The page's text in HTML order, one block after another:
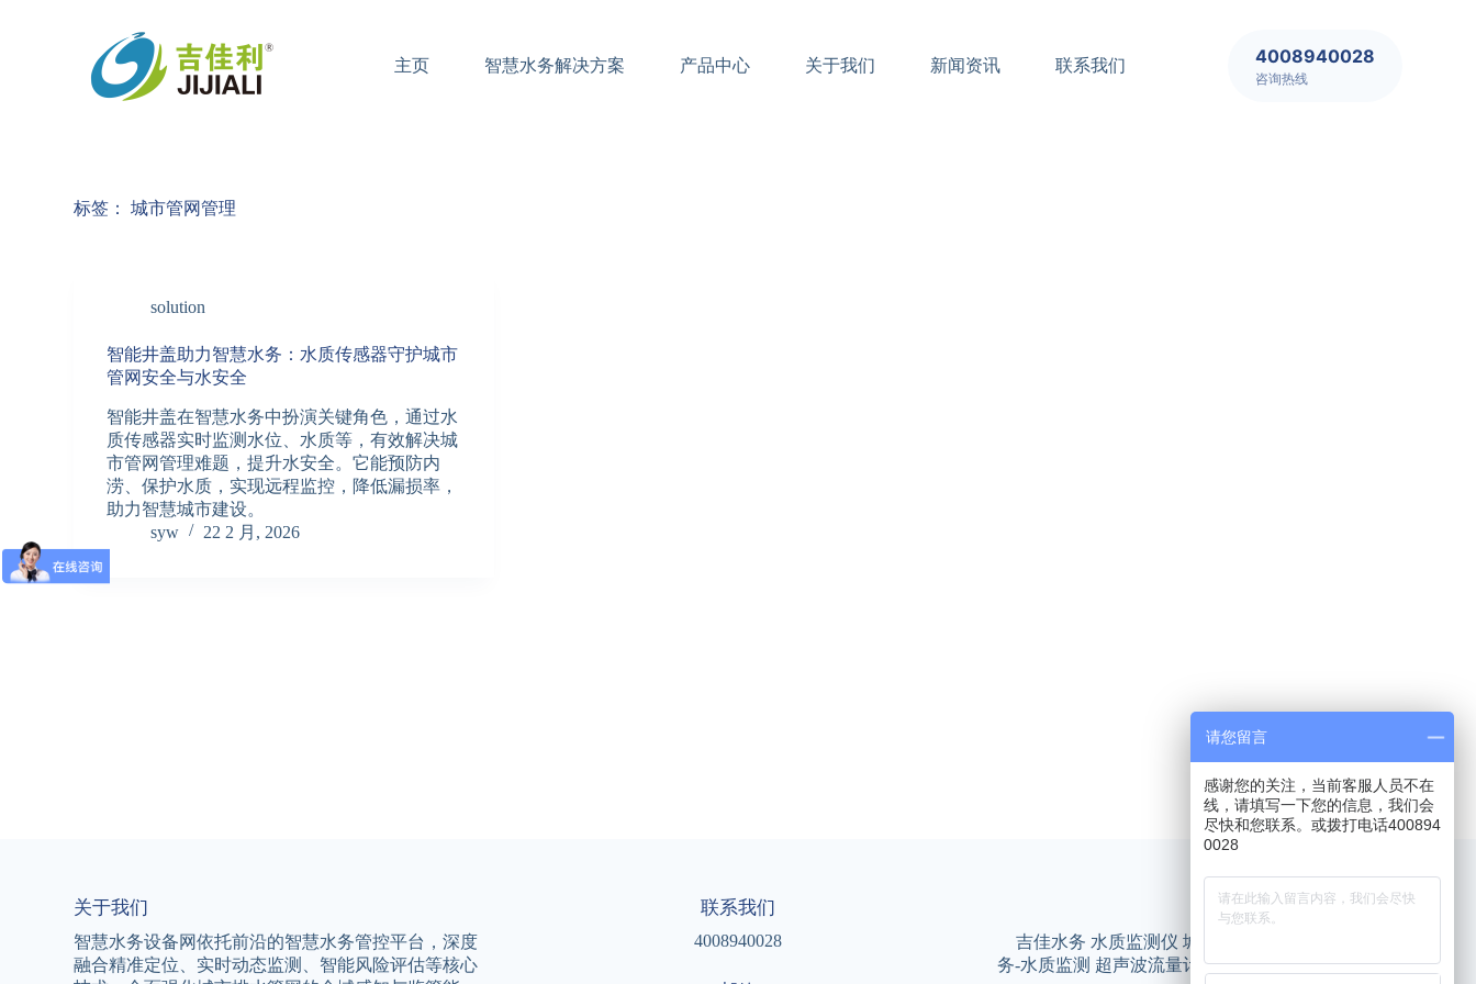
主页 智慧水务解决方案 产品中心 关于我们 新闻资讯 联系我们 4008940028
咨询热线
标签： 城市管网管理
solution
智能井盖助力智慧水务：水质传感器守护城市
管网安全与水安全
智能井盖在智慧水务中扮演关键角色，通过水
质传感器实时监测水位、水质等，有效解决城
市管网管理难题，提升水安全。它能预防内
涝、保护水质，实现远程监控，降低漏损率，
助力智慧城市建设。
syw
22 2 月, 2026
关于我们
智慧水务设备网依托前沿的智慧水务管控平台，深度
融合精准定位、实时动态监测、智能风险评估等核心
联系我们
4008940028
友情链接
吉佳水务 水质监测仪 城市生命线
务-水质监测 超声波流量计 智慧水务平台 智慧水务管
请您留言
感谢您的关注，当前客服人员不在
线，请填写一下您的信息，我们会
尽快和您联系。或拨打电话400894
0028